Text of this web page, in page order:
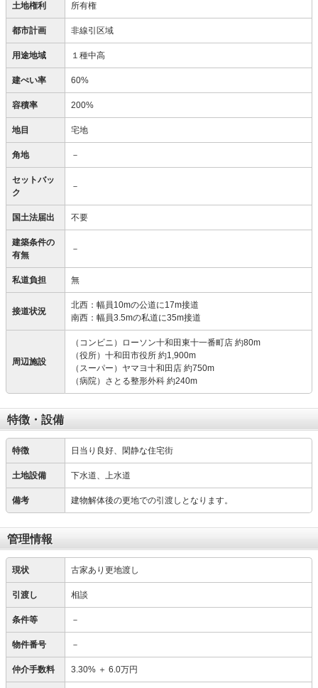
土地権利 所有権
都市計画 非線引区域
用途地域 １種中高
建ぺい率 60%
容積率 200%
地目 宅地
角地 －
セットバッ
ク
－
国土法届出 不要
建築条件の
有無
－
私道負担 無
接道状況
北西：幅員10mの公道に17m接道
南西：幅員3.5mの私道に35m接道
周辺施設
（コンビニ）ローソン十和田東十一番町店 約80m
（役所）十和田市役所 約1,900m
（スーパー）ヤマヨ十和田店 約750m
（病院）さとる整形外科 約240m
特徴・設備
特徴 日当り良好、閑静な住宅街
土地設備 下水道、上水道
備考 建物解体後の更地での引渡しとなります。
管理情報
現状 古家あり更地渡し
引渡し 相談
条件等 －
物件番号 －
仲介手数料 3.30% ＋ 6.0万円